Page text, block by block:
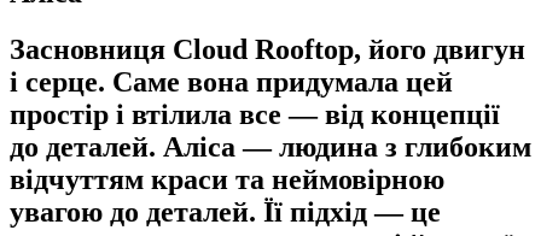
Засновниця Cloud Rooftop, його двигун
і серце. Саме вона придумала цей
простір і втілила все — від концепції
до деталей. Аліса — людина з глибоким
відчуттям краси та неймовірною
увагою до деталей. Її підхід — це